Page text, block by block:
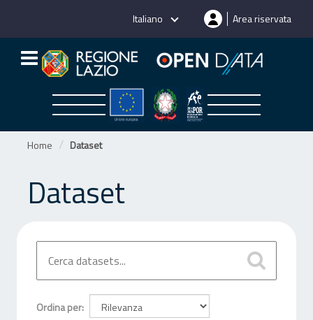
Italiano Area riservata
Home Dataset
Dataset
Ordina per